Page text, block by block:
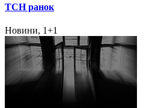
ТСН ранок
Новини, 1+1